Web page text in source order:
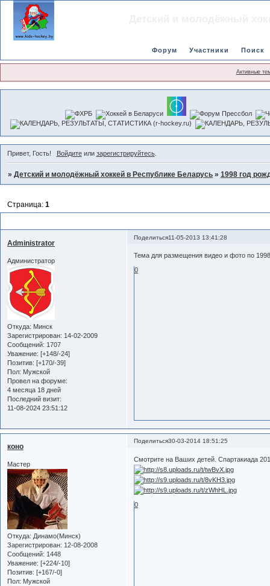
Форум Участники Поиск
Активные
Привет, Гость! Войдитеили зарегистрируйтесь.
»Детский и молодёжный хоккей в Республике Беларусь »1998 год
Страница:1
Поделиться11-05-2013 13:41:28
Administrator
Администратор
Откуда: Минск
Зарегистрирован: 14-02-2009
Сообщений: 1707
Уважение: [+148/-24]
Позитив: [+170/-39]
Пол: Мужской
Провел на форуме:
4 месяца 18 дней
Последний визит:
11-08-2024 23:51:12
Тема для размещения видео и фото по 1998
0
Поделиться30-03-2014 18:51:25
коно
Мастер
Откуда: Динамо(Минск)
Зарегистрирован: 12-08-2008
Сообщений: 1448
Уважение: [+224/-10]
Позитив: [+167/-0]
Пол: Мужской
Смотрите на Ваших детей. Спартакиада
0